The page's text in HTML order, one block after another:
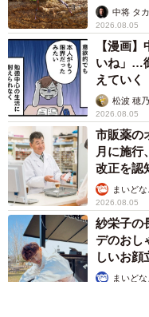
らいリア
中将 タ
2026.08.05
【漫画
いね」…
えてい
松波 穂
2026.08.05
市販薬の
月に施行
改正を認
まいど
2026.08.05
紗栄子の
デのおし
しいお
で学ぶ
まいど